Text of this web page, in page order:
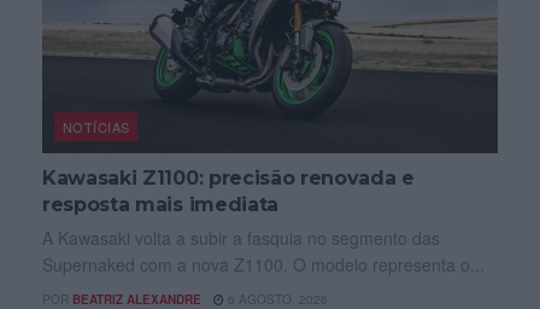
NOTÍCIAS
Kawasaki Z1100: precisão renovada e
resposta mais imediata
A Kawasaki volta a subir a fasquia no segmento das
Supernaked com a nova Z1100. O modelo representa o...
POR BEATRIZ ALEXANDRE 6 AGOSTO, 2026